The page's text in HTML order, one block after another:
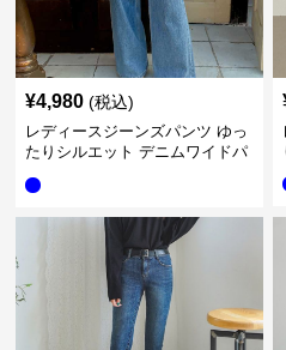
¥4,980 (税込)
レディースジーンズパンツ ゆっ
たりシルエット デニムワイドパ